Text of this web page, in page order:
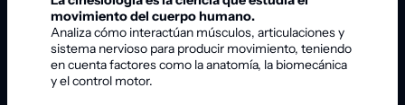
movimiento del cuerpo humano.
Analiza cómo interactúan músculos, articulaciones y
sistema nervioso para producir movimiento, teniendo
en cuenta factores como la anatomía, la biomecánica
y el control motor.